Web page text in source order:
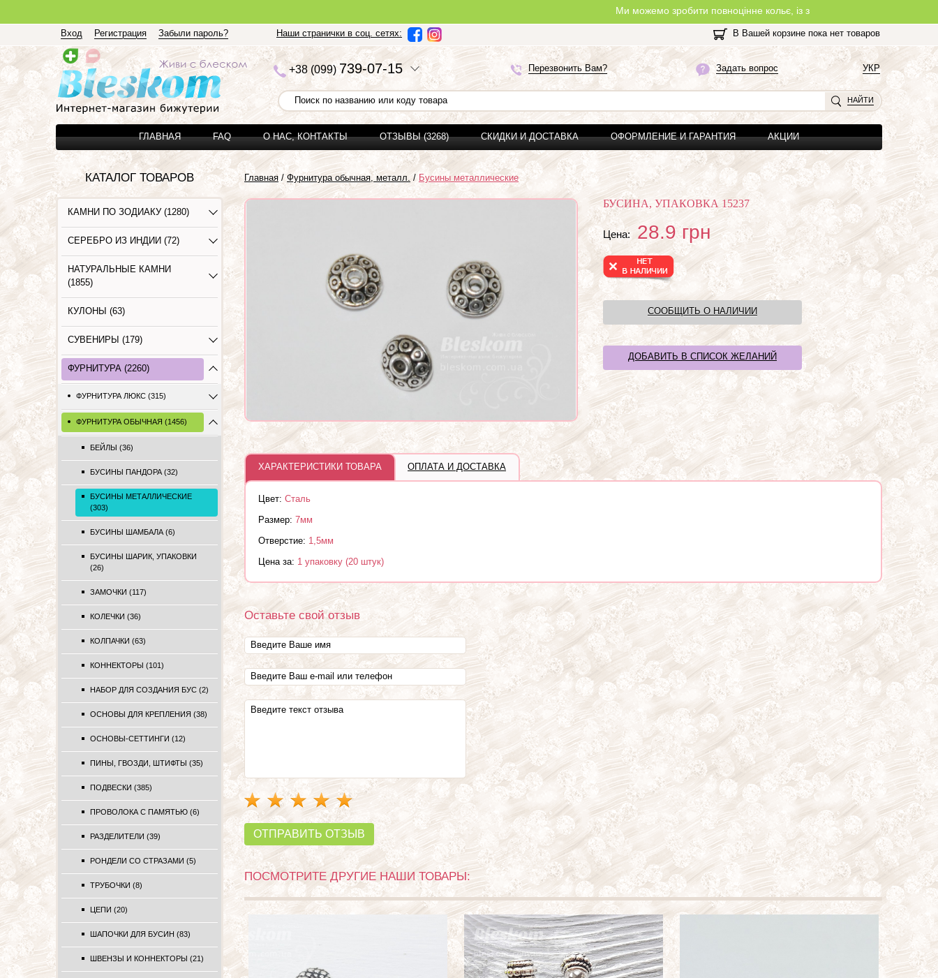
Ми можемо зробити повноцінне кольє, із замочком, з будь-якої нитки, яку Ви
Вход Регистрация Забыли пароль? Наши странички в соц. сетях: В Вашей корзине пока нет товаров
+38 (099)739-07-15 Задать вопрос
Перезвонить Вам? УКР
НАЙТИ
ГЛАВНАЯ FAQ О НАС, КОНТАКТЫ ОТЗЫВЫ (3268) СКИДКИ И ДОСТАВКА ОФОРМЛЕНИЕ И ГАРАНТИЯ АКЦИИ
КАТАЛОГ ТОВАРОВ
КАМНИ ПО ЗОДИАКУ (1280)
СЕРЕБРО ИЗ ИНДИИ (72)
НАТУРАЛЬНЫЕ КАМНИ
(1855)
КУЛОНЫ (63)
СУВЕНИРЫ (179)
ФУРНИТУРА (2260)
ФУРНИТУРА ЛЮКС (315)
ФУРНИТУРА ОБЫЧНАЯ (1456)
БЕЙЛЫ (36)
БУСИНЫ ПАНДОРА (32)
БУСИНЫ МЕТАЛЛИЧЕСКИЕ
(303)
БУСИНЫ ШАМБАЛА (6)
БУСИНЫ ШАРИК, УПАКОВКИ
(26)
ЗАМОЧКИ (117)
КОЛЕЧКИ (36)
КОЛПАЧКИ (63)
КОННЕКТОРЫ (101)
НАБОР ДЛЯ СОЗДАНИЯ БУС (2)
ОСНОВЫ ДЛЯ КРЕПЛЕНИЯ (38)
ОСНОВЫ-СЕТТИНГИ (12)
ПИНЫ, ГВОЗДИ, ШТИФТЫ (35)
ПОДВЕСКИ (385)
ПРОВОЛОКА С ПАМЯТЬЮ (6)
РАЗДЕЛИТЕЛИ (39)
РОНДЕЛИ СО СТРАЗАМИ (5)
ТРУБОЧКИ (8)
ЦЕПИ (20)
ШАПОЧКИ ДЛЯ БУСИН (83)
ШВЕНЗЫ И КОННЕКТОРЫ (21)
Главная / Фурнитура обычная, металл. / Бусины металлические
БУСИНА, УПАКОВКА 15237
Цена: 28.9грн
СООБЩИТЬ О НАЛИЧИИ
ДОБАВИТЬ В СПИСОК ЖЕЛАНИЙ
ХАРАКТЕРИСТИКИ ТОВАРА ОПЛАТА И ДОСТАВКА
Цвет: Сталь
Размер: 7мм
Отверстие: 1,5мм
Цена за: 1 упаковку (20 штук)
Оставьте свой отзыв
ОТПРАВИТЬ ОТЗЫВ
ПОСМОТРИТЕ ДРУГИЕ НАШИ ТОВАРЫ: